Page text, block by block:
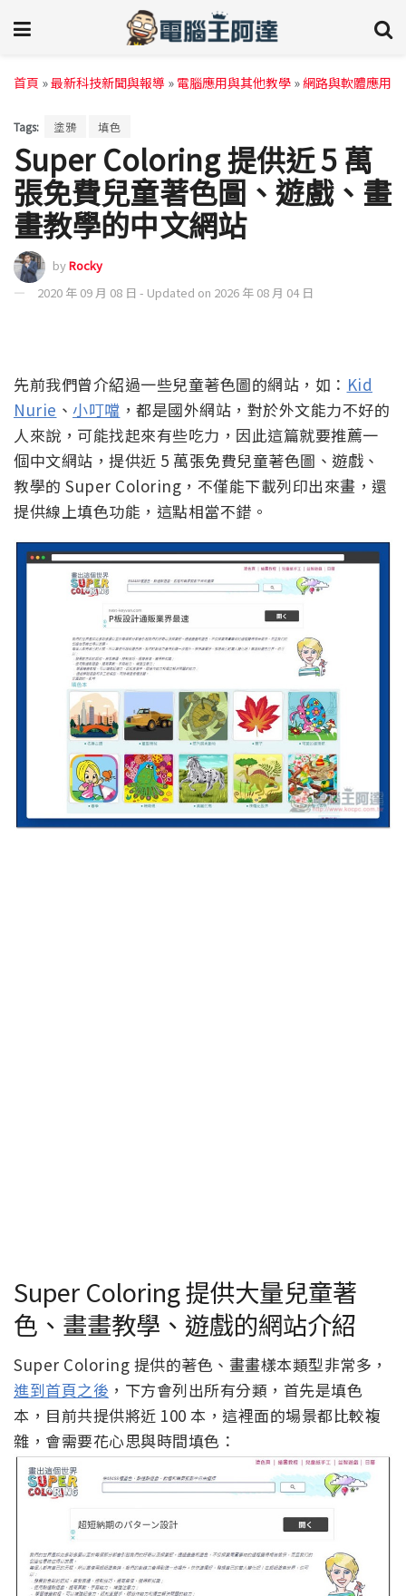
首頁 »最新科技新聞與報導 » 電腦應用與其他教學 »網路與軟體應用
Tags: 塗鴉 填色
Super Coloring 提供近 5 萬
張免費兒童著色圖、遊戲、畫
畫教學的中文網站
byRocky
2020 年 09 月 08 日 - Updated on 2026 年 08 月 04 日
先前我們曾介紹過一些兒童著色圖的網站，如： Kid
Nurie 、 小叮噹 ，都是國外網站，對於外文能力不好的
人來說，可能找起來有些吃力，因此這篇就要推薦一
個中文網站，提供近 5 萬張免費兒童著色圖、遊戲、
教學的 Super Coloring，不僅能下載列印出來畫，還
提供線上填色功能，這點相當不錯。
Super Coloring 提供大量兒童著
色、畫畫教學、遊戲的網站介紹
Super Coloring 提供的著色、畫畫樣本類型非常多，
進到首頁之後 ，下方會列出所有分類，首先是填色
本，目前共提供將近 100 本，這裡面的場景都比較複
雜，會需要花心思與時間填色：